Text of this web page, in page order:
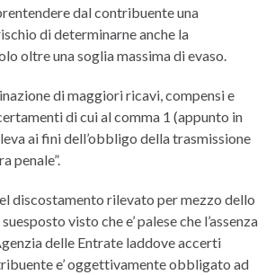
dal contribuente una
di determinarne anche la
oltre una soglia massima di evaso.
di maggiori ricavi, compensi e
di cui al comma 1 (appunto in
ai fini dell’obbligo della trasmissione
penale”.
discostamento rilevato per mezzo dello
visto che e’ palese che l’assenza
delle Entrate laddove accerti
e’ oggettivamente obbligato ad